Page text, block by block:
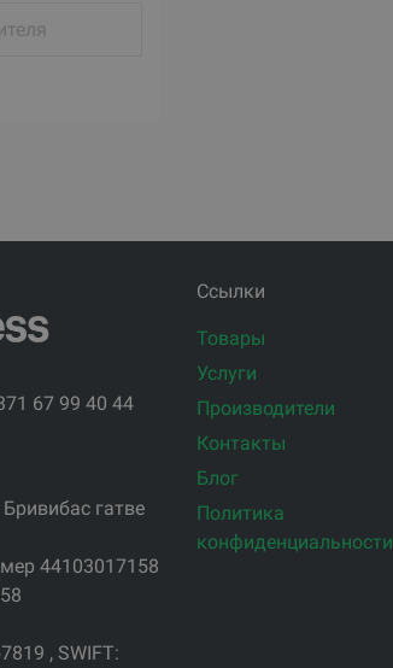
67 99 40 44
гатве
44103017158
, SWIFT:
Ссылки
Товары
Услуги
Производители
Контакты
Блог
Политика
конфиденциальности